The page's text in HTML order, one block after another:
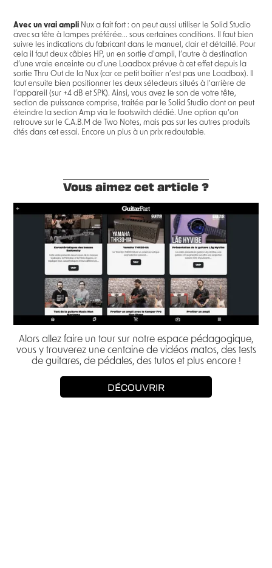
Avec un vrai ampli Nux a fait fort : on peut aussi utiliser le Solid Studio
avec sa tête à lampes préférée... sous certaines conditions. Il faut bien
suivre les indications du fabricant dans le manuel, clair et détaillé. Pour
cela il faut deux câbles HP, un en sortie d’ampli, l’autre à destination
d’une vraie enceinte ou d’une Loadbox prévue à cet effet depuis la
sortie Thru Out de la Nux (car ce petit boîtier n’est pas une Loadbox). Il
faut ensuite bien positionner les deux sélecteurs situés à l’arrière de
l’appareil (sur +4 dB et SPK). Ainsi, vous avez le son de votre tête,
section de puissance comprise, traitée par le Solid Studio dont on peut
éteindre la section Amp via le footswitch dédié. Une option qu’on
retrouve sur le C.A.B.M de Two Notes, mais pas sur les autres produits
cités dans cet essai. Encore un plus à un prix redoutable.
Vous aimez cet article ?
Alors allez faire un tour sur notre espace pédagogique,
vous y trouverez une centaine de vidéos matos, des tests
de guitares, de pédales, des tutos et plus encore !
DÉCOUVRIR